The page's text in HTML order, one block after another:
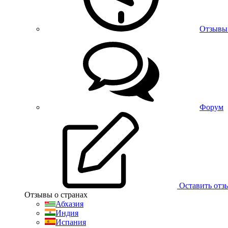
Отзывы
Форум
Оставить
Отзывы о странах
Абхазия
Индия
Испания